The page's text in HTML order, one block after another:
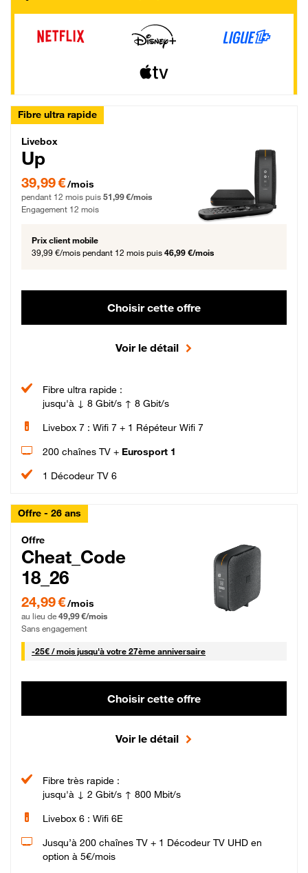
Fibre ultra rapide
Livebox Up Fibre
Livebox
Up
39,99 € par mois pendant 12 mois puis 51,99 € par mois, Engagement 12 mois
39,99 €/mois
pendant 12 mois puis 51,99 €/mois
Engagement 12 mois
Prix client mobile
39,99 €/mois pendant 12 mois puis 46,99 €/mois
Choisir cette offre
Voir le détail
Fibre ultra rapide :
jusqu'à ↓ 8 Gbit/s ↑ 8 Gbit/s
Livebox 7 : Wifi 7 + 1 Répéteur Wifi 7
200 chaînes TV + Eurosport 1
1 Décodeur TV 6
Offre - 26 ans
Cheat_Code Fibre_18_26
Offre
Cheat_Code
18_26
24,99 € par mois pendant 0 mois puis 49,99 € par mois, Sans engagement
24,99 €/mois
au lieu de 49,99 €/mois
Sans engagement
-25€ / mois25 € par mois
jusqu'à votre 27ème anniversaire
Choisir cette offre
Voir le détail
Fibre très rapide :
jusqu'à ↓ 2 Gbit/s ↑ 800 Mbit/s
Livebox 6 : Wifi 6E
Jusqu’à 200 chaînes TV + 1 Décodeur TV UHD en
option à 5€/mois